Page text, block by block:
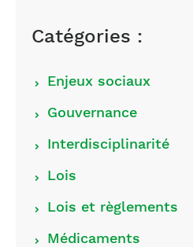
Catégories :
Choisir
catégories
Enjeux sociaux
Gouvernance
Interdisciplinarité
Lois
Lois et règlements
Médicaments